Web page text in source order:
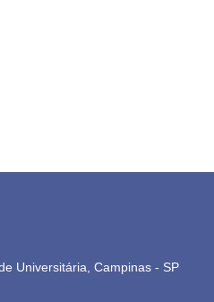
Universitária, Campinas - SP